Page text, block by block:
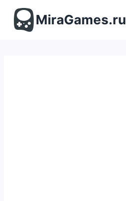
содержимомуMiraGames.ru